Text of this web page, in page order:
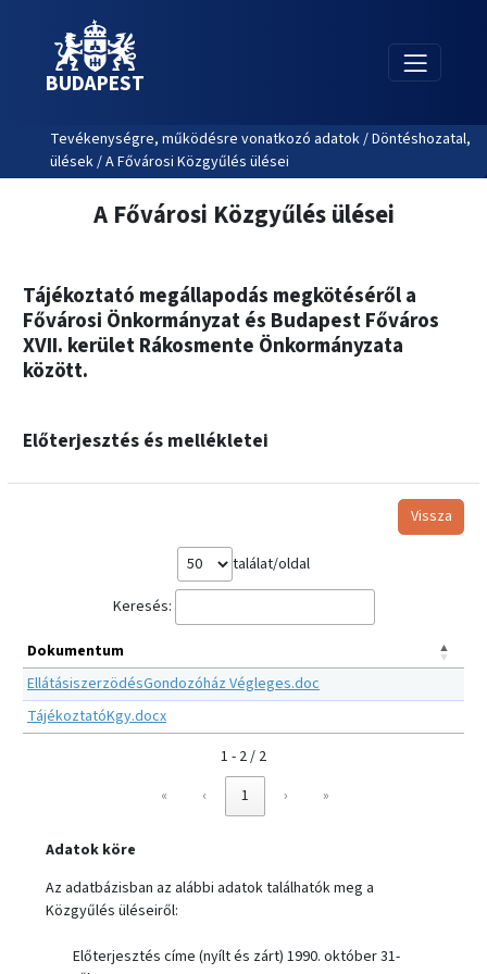
BUDAPEST
Tevékenységre, működésre vonatkozó adatok / Döntéshozatal,
ülések / A Fővárosi Közgyűlés ülései
A Fővárosi Közgyűlés ülései
Tájékoztató megállapodás megkötéséről a
Fővárosi Önkormányzat és Budapest Főváros
XVII. kerület Rákosmente Önkormányzata
között.
Előterjesztés és mellékletei
Vissza
találat/oldal
Keresés:
Dokumentum
EllátásiszerzödésGondozóház Végleges.doc
TájékoztatóKgy.docx
1 - 2 / 2
«
‹ 1 › »
Adatok köre
Az adatbázisban az alábbi adatok találhatók meg a
Közgyűlés üléseiről:
Előterjesztés címe (nyílt és zárt) 1990. október 31-